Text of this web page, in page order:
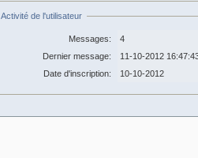
Activité de l'utilisateur
Messages:
4
Dernier message:
11-10-2012
Date d'inscription:
10-10-2012